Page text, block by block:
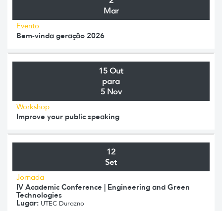
Mar
Evento
Bem-vinda geração 2026
15 Out
para
5 Nov
Workshop
Improve your public speaking
12
Set
Jornada
IV Academic Conference | Engineering and Green
Technologies
Lugar: UTEC Durazno